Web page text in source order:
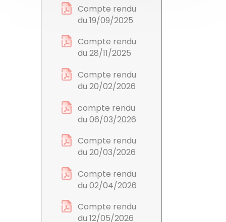
Compte rendu
du 19/09/2025
Compte rendu
du 28/11/2025
Compte rendu
du 20/02/2026
compte rendu
du 06/03/2026
Compte rendu
du 20/03/2026
Compte rendu
du 02/04/2026
Compte rendu
du 12/05/2026